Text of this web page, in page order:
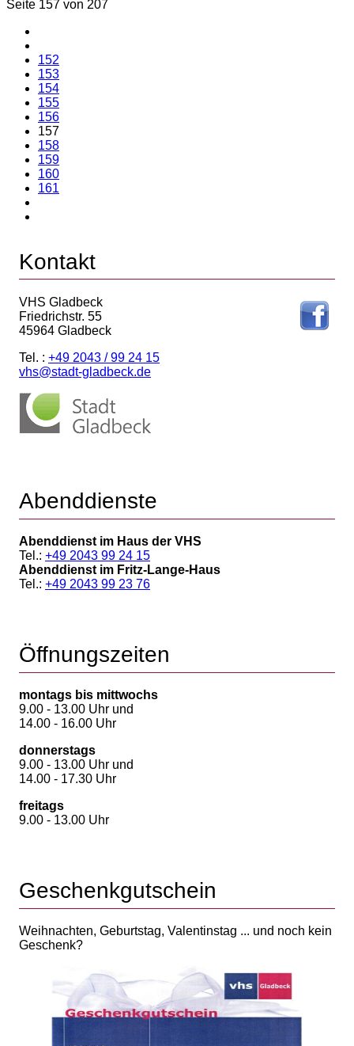
Seite 157 von 207
152
153
154
155
156
157
158
159
160
161
Kontakt
VHS Gladbeck
Friedrichstr. 55
45964 Gladbeck
Tel. : +49 2043 / 99 24 15
vhs@stadt-gladbeck.de
Abenddienste
Abenddienst im Haus der VHS
Tel.: +49 2043 99 24 15
Abenddienst im Fritz-Lange-Haus
Tel.: +49 2043 99 23 76
Öffnungszeiten
montags bis mittwochs
9.00 - 13.00 Uhr und
14.00 - 16.00 Uhr
donnerstags
9.00 - 13.00 Uhr und
14.00 - 17.30 Uhr
freitags
9.00 - 13.00 Uhr
Geschenkgutschein
Weihnachten, Geburtstag, Valentinstag ... und noch kein
Geschenk?